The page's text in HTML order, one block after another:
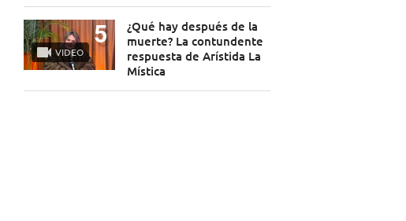
VIDEO
¿Qué hay después de la
muerte? La contundente
respuesta de Arístida La
Mística